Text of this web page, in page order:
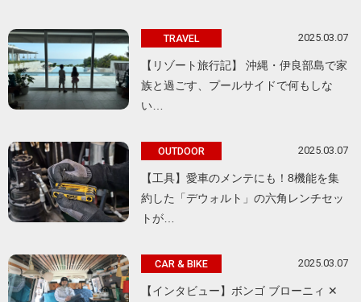
TRAVEL 2025.03.07
【リゾート旅行記】 沖縄・伊良部島で家
族と過ごす、プールサイドで何もしな
い…
OUTDOOR 2025.03.07
【工具】愛車のメンテにも！8機能を集
約した「デウォルト」の六角レンチセッ
トが…
CAR & BIKE 2025.03.07
【インタビュー】ボンゴ ブローニィ ✕